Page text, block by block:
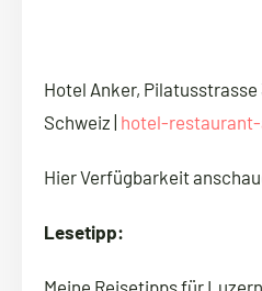
Hotel Anker,
Schweiz | hotel-
Hier Verfügbarkeit
Lesetipp: